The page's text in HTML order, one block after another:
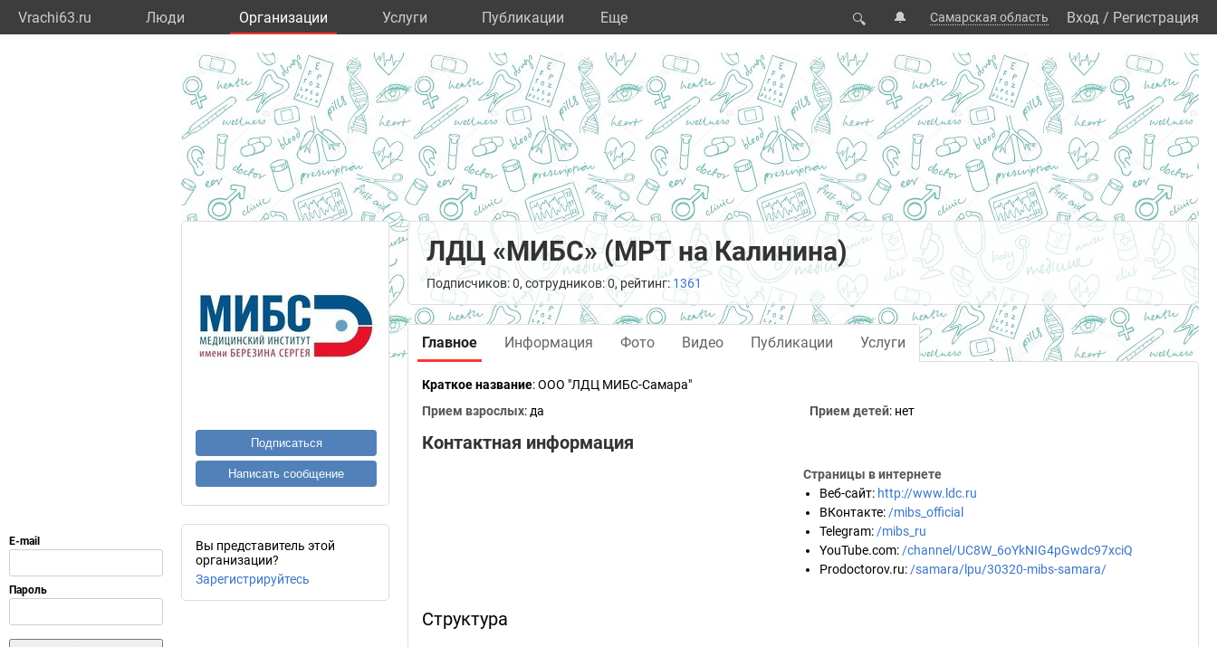
Vrachi63.ru Люди Организации Услуги Публикации Eще 🔍 🔔 Самарская область Вход / Регистрация
Подписаться
Написать сообщение
Вы представитель этой
организации?
Зарегистрируйтесь
ЛДЦ «МИБС» (МРТ на Калинина)
Подписчиков: 0, сотрудников: 0, рейтинг: 1361
Главное Информация Фото Видео Публикации Услуги
Краткое название:ООО "ЛДЦ МИБС-Самара"
Прием взрослых: да Прием детей: нет
Контактная информация
Страницы в интернете
Веб-сайт: http://www.ldc.ru
ВКонтакте: /mibs_official
Telegram: /mibs_ru
YouTube.com: /channel/UC8W_6oYkNIG4pGwdc97xciQ
Prodoctorov.ru: /samara/lpu/30320-mibs-samara/
Структура